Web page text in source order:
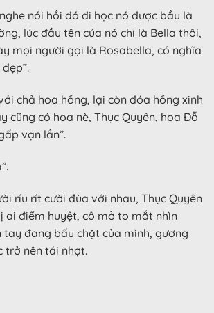
nói hồi đó đi học nó được bầu là
lúc đầu tên của nó chỉ là Bella thôi,
mọi người gọi là Rosabella, có nghĩa
chả hoa hồng, lại còn đóa hồng xinh
cũng có hoa nè, Thục Quyên, hoa Đỗ
vạn lần”.
ríu rít cười đùa với nhau, Thục Quyên
ai điểm huyệt, cô mở to mắt nhìn
đang bấu chặt của mình, gương
trở nên tái nhợt.